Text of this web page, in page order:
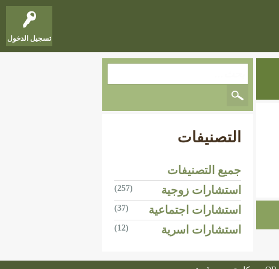
تسجيل الدخول
التصنيفات
جميع التصنيفات
استشارات زوجية
(257)
استشارات اجتماعية (37)
استشارات اسرية (12)